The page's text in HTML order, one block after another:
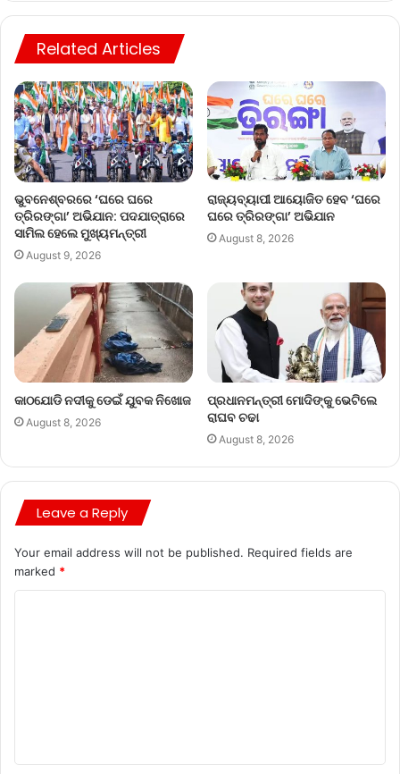
Related Articles
ଭୁବନେଶ୍ବରରେ ‘ଘରେ ଘରେ
ତ୍ରିରଙ୍ଗା’ ଅଭିଯାନ: ପଦଯାତ୍ରାରେ
ସାମିଲ ହେଲେ ମୁଖ୍ୟମନ୍ତ୍ରୀ
August 9, 2026
ରାଜ୍ୟବ୍ୟାପୀ ଆୟୋଜିତ ହେବ ‘ଘରେ
ଘରେ ତ୍ରିରଙ୍ଗା’ ଅଭିଯାନ
August 8, 2026
କାଠଯୋଡି ନଦୀକୁ ଡେଇଁ ଯୁବକ ନିଖୋଜ
August 8, 2026
ପ୍ରଧାନମନ୍ତ୍ରୀ ମୋଦିଙ୍କୁ ଭେଟିଲେ
ରାଘବ ଚଢା
August 8, 2026
Leave a Reply
Your email address will not be published. Required fields are
marked *